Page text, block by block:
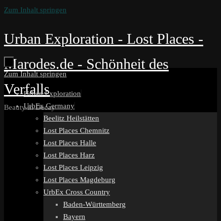
Zum Inhalt springen
Urban Exploration - Lost Places -
Marodes.de - Schönheit des
Verfalls
Beauty in Decay
Zum Inhalt springen
Urban Exploration
UrbEx Germany
Beelitz Heilstätten
Lost Places Chemnitz
Lost Places Halle
Lost Places Harz
Lost Places Leipzig
Lost Places Magdeburg
UrbEx Cross Country
Baden-Württemberg
Bayern